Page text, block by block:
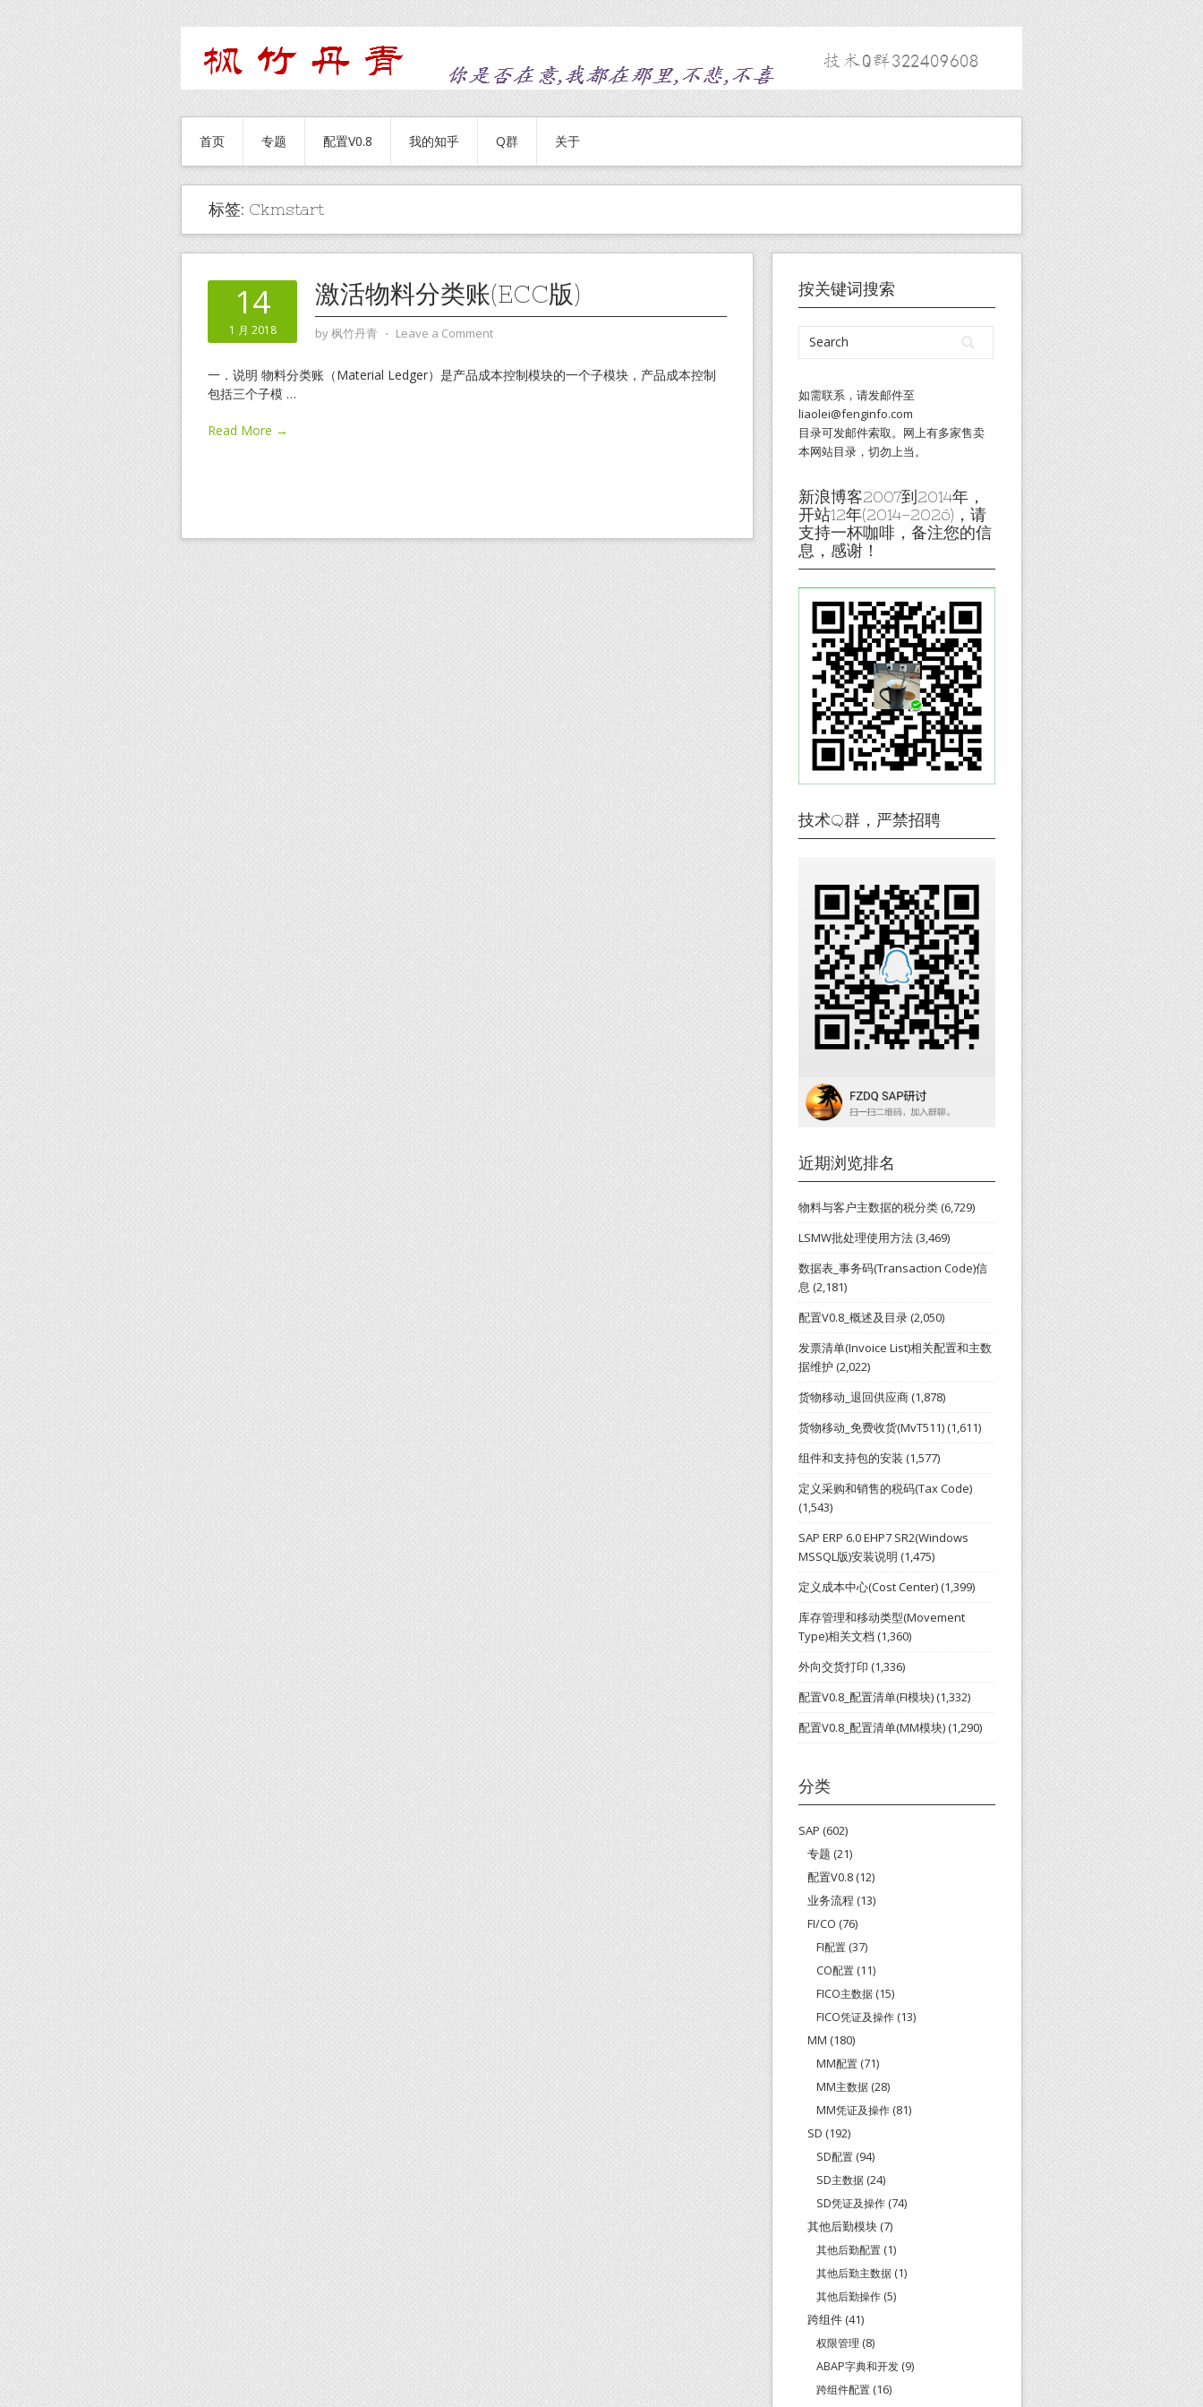
首页 专题 配置V0.8 我的知乎 Q群 关于
标签: Ckmstart
14
1 月 2018
激活物料分类账(ECC版)
by枫竹丹青 ⋅ Leave a Comment
一．说明 物料分类账（Material Ledger）是产品成本控制模块的一个子模块，产品成本控制
包括三个子模 …
Read More →
按关键词搜索
如需联系，请发邮件至
liaolei@fenginfo.com
目录可发邮件索取。网上有多家售卖
本网站目录，切勿上当。
新浪博客2007到2014年，
开站12年(2014-2026)，请
支持一杯咖啡，备注您的信
息，感谢！
技术Q群，严禁招聘
近期浏览排名
物料与客户主数据的税分类(6,729)
LSMW批处理使用方法(3,469)
数据表_事务码(Transaction Code)信
息 (2,181)
配置V0.8_概述及目录(2,050)
发票清单(Invoice List)相关配置和主数
据维护 (2,022)
货物移动_退回供应商(1,878)
货物移动_免费收货(MvT511)(1,611)
组件和支持包的安装 (1,577)
定义采购和销售的税码(Tax Code)
(1,543)
SAP ERP 6.0 EHP7 SR2(Windows
MSSQL版)安装说明 (1,475)
定义成本中心(Cost Center)(1,399)
库存管理和移动类型(Movement
Type)相关文档 (1,360)
外向交货打印 (1,336)
配置V0.8_配置清单(FI模块)(1,332)
配置V0.8_配置清单(MM模块)(1,290)
分类
SAP (602)
专题 (21)
配置V0.8 (12)
业务流程 (13)
FI/CO (76)
FI配置 (37)
CO配置 (11)
FICO主数据 (15)
FICO凭证及操作 (13)
MM (180)
MM配置 (71)
MM主数据 (28)
MM凭证及操作 (81)
SD (192)
SD配置 (94)
SD主数据 (24)
SD凭证及操作 (74)
其他后勤模块 (7)
其他后勤配置 (1)
其他后勤主数据 (1)
其他后勤操作 (5)
跨组件 (41)
权限管理 (8)
ABAP字典和开发 (9)
跨组件配置 (16)